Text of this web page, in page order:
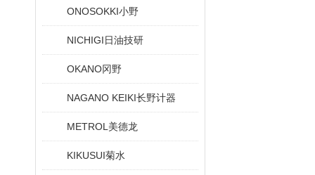
ONOSOKKI小野
NICHIGI日油技研
OKANO冈野
NAGANO KEIKI长野计器
METROL美德龙
KIKUSUI菊水